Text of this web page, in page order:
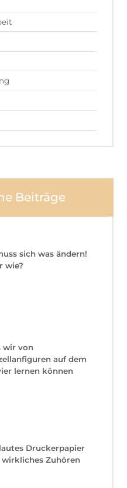
Beiträge
sich was ändern!
wie?
wir von
auf dem
lernen können
Druckerpapier
wirkliches Zuhören